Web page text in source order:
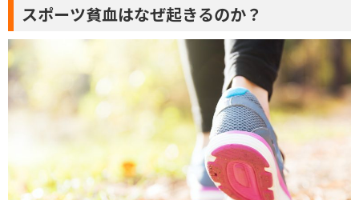
スポーツ貧血はなぜ起きるのか？